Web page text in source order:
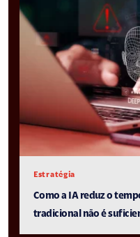
Estratégia
Como a IA reduz o
tradicional não é